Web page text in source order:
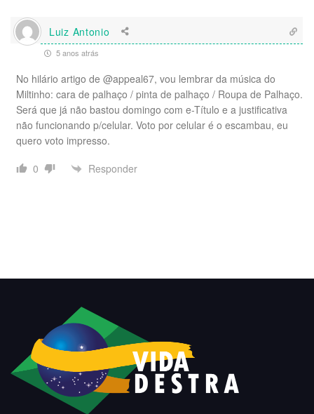
Luiz Antonio
5 anos atrás
No hilário artigo de @appeal67, vou lembrar da música do
Miltinho: cara de palhaço / pinta de palhaço / Roupa de Palhaço.
Será que já não bastou domingo com e-Título e a justificativa
não funcionando p/celular. Voto por celular é o escambau, eu
quero voto impresso.
0
Responder